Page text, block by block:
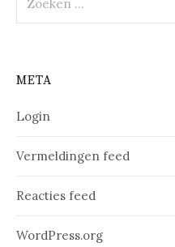
naar:
META
Login
Vermeldingen feed
Reacties feed
WordPress.org